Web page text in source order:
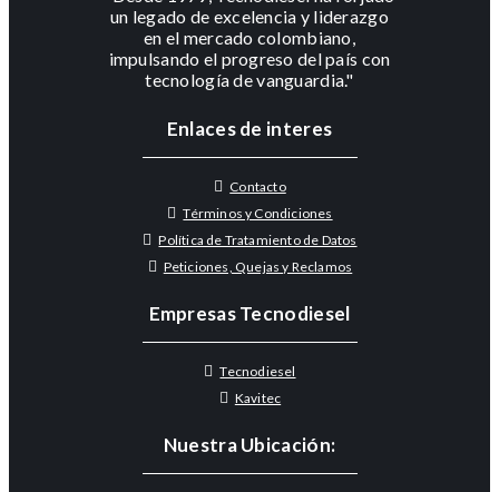
un legado de excelencia y liderazgo
en el mercado colombiano,
impulsando el progreso del país con
tecnología de vanguardia."
Enlaces de interes
Contacto
Términos y Condiciones
Política de Tratamiento de Datos
Peticiones, Quejas y Reclamos
Empresas Tecnodiesel
Tecnodiesel
Kavitec
Nuestra Ubicación: